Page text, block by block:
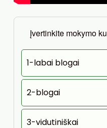
Įvertinkite mokymo
1-labai blogai
2-blogai
3-vidutiniškai